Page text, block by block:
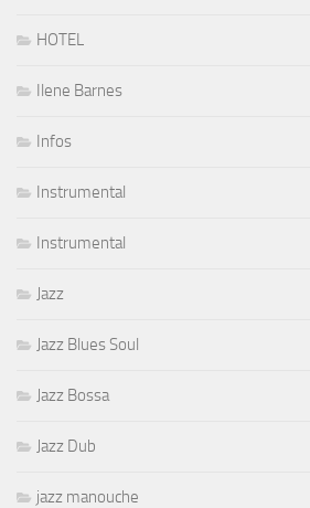
HOTEL
Ilene Barnes
Infos
Instrumental
Instrumental
Jazz
Jazz Blues Soul
Jazz Bossa
Jazz Dub
jazz manouche